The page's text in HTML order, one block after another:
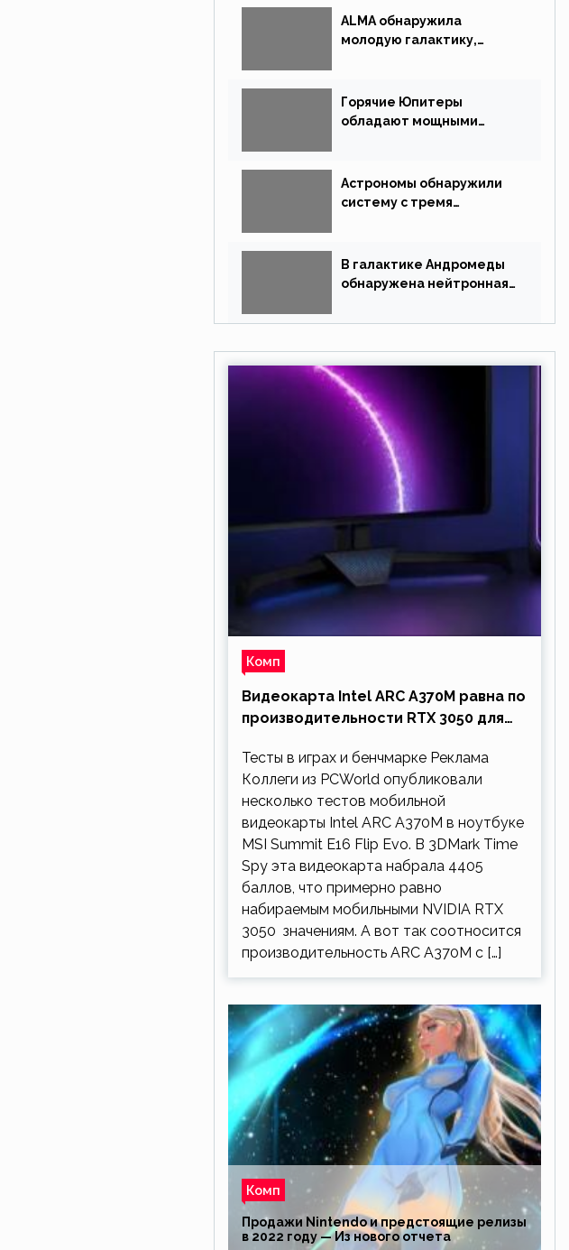
ALMA обнаружила
молодую галактику,
Горячие Юпитеры
обладают мощными
Астрономы обнаружили
систему с тремя
В галактике Андромеды
обнаружена нейтронная
Комп
Видеокарта Intel ARC A370M равна по
производительности RTX 3050 для
Тесты в играх и бенчмарке Реклама
Коллеги из PCWorld опубликовали
несколько тестов мобильной
видеокарты Intel ARC A370M в ноутбуке
MSI Summit E16 Flip Evo. В 3DMark Time
Spy эта видеокарта набрала 4405
баллов, что примерно равно
набираемым мобильными NVIDIA RTX
3050 значениям. А вот так соотносится
производительность ARC A370M с […]
Комп
Продажи Nintendo и предстоящие релизы
в 2022 году — Из нового отчета